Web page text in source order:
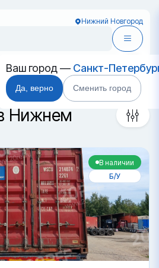
Нижний Новгород
Ваш город — Санкт-
Да, верно Сменить город
морские
Нижнем
В наличии
Б/У